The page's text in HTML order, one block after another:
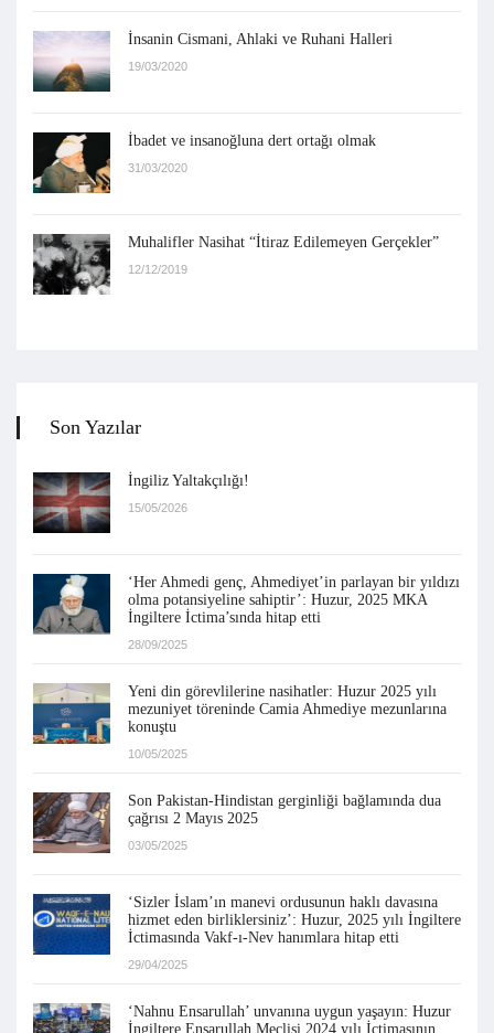
İnsanin Cismani, Ahlaki ve Ruhani Halleri
19/03/2020
İbadet ve insanoğluna dert ortağı olmak
31/03/2020
Muhalifler Nasihat “İtiraz Edilemeyen Gerçekler”
12/12/2019
Son Yazılar
İngiliz Yaltakçılığı!
15/05/2026
‘Her Ahmedi genç, Ahmediyet’in parlayan bir yıldızı
olma potansiyeline sahiptir’: Huzur, 2025 MKA
İngiltere İctima’sında hitap etti
28/09/2025
Yeni din görevlilerine nasihatler: Huzur 2025 yılı
mezuniyet töreninde Camia Ahmediye mezunlarına
konuştu
10/05/2025
Son Pakistan-Hindistan gerginliği bağlamında dua
çağrısı 2 Mayıs 2025
03/05/2025
‘Sizler İslam’ın manevi ordusunun haklı davasına
hizmet eden birliklersiniz’: Huzur, 2025 yılı İngiltere
İctimasında Vakf-ı-Nev hanımlara hitap etti
29/04/2025
‘Nahnu Ensarullah’ unvanına uygun yaşayın: Huzur
İngiltere Ensarullah Meclisi 2024 yılı İctimasının